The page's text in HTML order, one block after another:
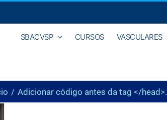
SBACVSP CURSOS VASCULARES
Adicionar código antes da tag </head>.